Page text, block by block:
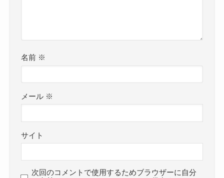
名前 ※
メール ※
サイト
次回のコメントで使用するためブラウザーに自分